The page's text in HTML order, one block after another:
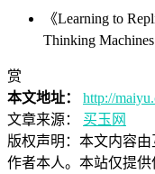
《Learning to
Thinking Machines
赏
本文地址：
http://
文章来源：
买玉网
版权声明： 本文内容
作者本人。本站仅提